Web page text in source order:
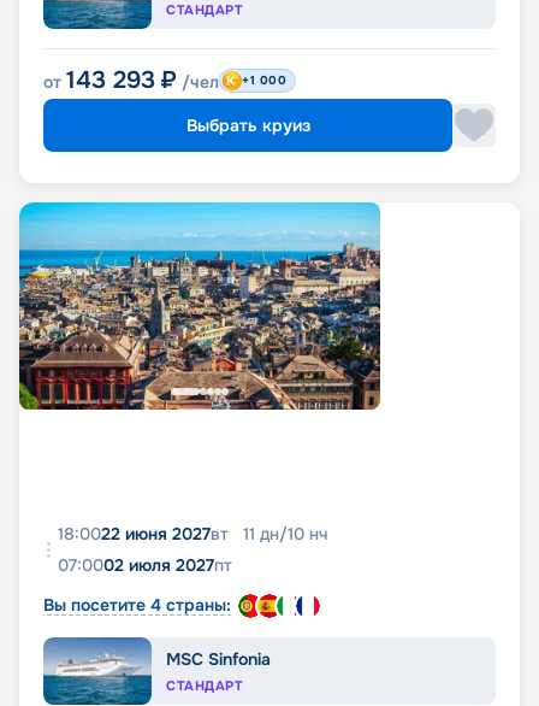
СТАНДАРТ
от 143 293 ₽ /чел +1 000
Выбрать круиз
18:0022 июня 2027вт 11 дн/10 нч
07:0002 июля 2027пт
Вы посетите 4 страны:
MSC Sinfonia
СТАНДАРТ